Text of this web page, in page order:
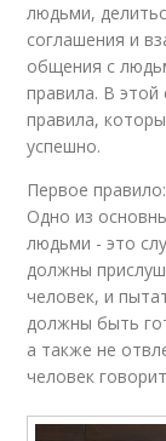
людьми,
соглашения и
общения с
правила. В
правила,
успешно.
Первое
Одно из
людьми - это
должны
человек, и
должны быть
а также не
человек